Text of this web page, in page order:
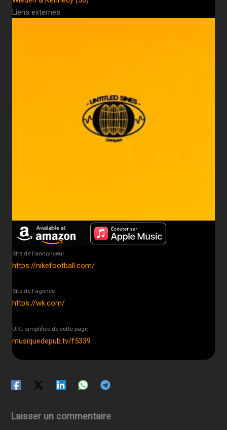
Liens externes
Site de l'annonceur
https://nikefootball.com/
Site de l'agence
https://wk.com/
URL simplifiée de cette page
musiquedepub.tv/f5339
Laisser un commentaire